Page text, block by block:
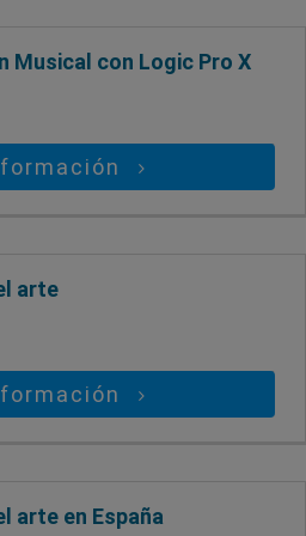
Musical con Logic Pro X
arte
arte en España